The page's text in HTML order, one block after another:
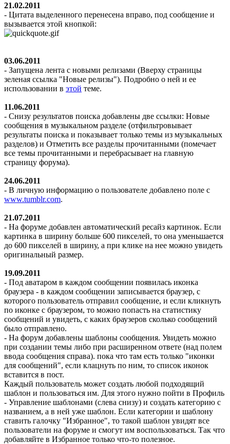
21.02.2011
- Цитата выделенного перенесена вправо, под сообщение и
вызывается этой кнопкой:
03.06.2011
- Запущена лента с новыми релизами (Вверху страницы
зеленая ссылка "Новые релизы"). Подробно о ней и ее
использовании в этой теме.
11.06.2011
- Снизу результатов поиска добавлены две ссылки: Новые
сообщения в музыкальном разделе (отфильтровывает
результаты поиска и показывает только темы из музыкальных
разделов) и Отметить все разделы прочитанными (помечает
все темы прочитанными и перебрасывает на главную
страницу форума).
24.06.2011
- В личную информацию о пользователе добавлено поле с
www.tumblr.com.
21.07.2011
- На форуме добавлен автоматический ресайз картинок. Если
картинка в ширину больше 600 пикселей, то она уменьшается
до 600 пикселей в ширину, а при клике на нее можно увидеть
оригинальный размер.
19.09.2011
- Под аватаром в каждом сообщении появилась иконка
браузера - в каждом сообщении записывается браузер, с
которого пользователь отправил сообщение, и если кликнуть
по иконке с браузером, то можно попасть на статистику
сообщений и увидеть, с каких браузеров сколько сообщений
было отправлено.
- На форум добавлены шаблоны сообщения. Увидеть можно
при создании темы либо при расширенном ответе (над полем
ввода сообщения справа). пока что там есть только "иконки
для сообщений", если клацнуть по ним, то список иконок
вставится в пост.
Каждый пользователь может создать любой подходящий
шаблон и пользоваться им. Для этого нужно пойти в Профиль
- Управление шаблонами (слева снизу) и создать категорию с
названием, а в ней уже шаблон. Если категории и шаблону
ставить галочку "Избранное", то такой шаблон увидят все
пользователи на форуме и смогут им воспользоваться. Так что
добавляйте в Избранное только что-то полезное.